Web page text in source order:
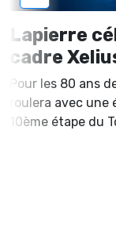
Lapierre
cadre
Pour les 80 ans
roulera avec
10ème étape du